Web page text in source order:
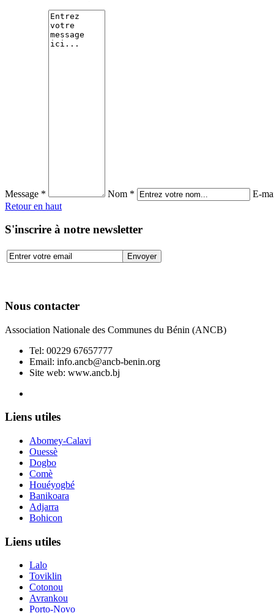
Message * Nom *
E-
Retour en haut
S'inscrire à notre newsletter
Nous contacter
Association Nationale des Communes du Bénin (ANCB)
Tel: 00229 67657777
Email: info.ancb@ancb-benin.org
Site web: www.ancb.bj
Liens utiles
Abomey-Calavi
Ouessè
Dogbo
Comè
Houéyogbé
Banikoara
Adjarra
Bohicon
Liens utiles
Lalo
Toviklin
Cotonou
Avrankou
Porto-Novo